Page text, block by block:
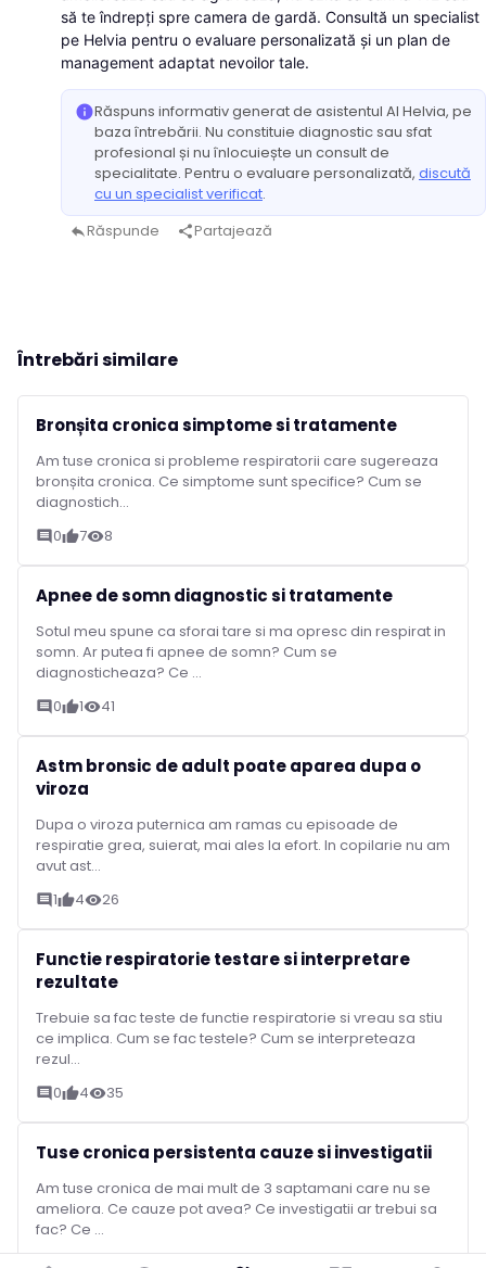
să te îndrepți spre camera de gardă. Consultă un specialist
pe Helvia pentru o evaluare personalizată și un plan de
management adaptat nevoilor tale.
infoRăspuns informativ generat de asistentul AI Helvia, pe
baza întrebării. Nu constituie diagnostic sau sfat
profesional și nu înlocuiește un consult de
specialitate. Pentru o evaluare personalizată, discută
cu un specialist verificat.
replyRăspunde sharePartajează
Întrebări similare
Bronșita cronica simptome si tratamente
Am tuse cronica si probleme respiratorii care sugereaza
bronșita cronica. Ce simptome sunt specifice? Cum se
diagnostich...
comment 0thumb_up7visibility8
Apnee de somn diagnostic si tratamente
Sotul meu spune ca sforai tare si ma opresc din respirat in
somn. Ar putea fi apnee de somn? Cum se
diagnosticheaza? Ce ...
comment 0thumb_up1visibility41
Astm bronsic de adult poate aparea dupa o
viroza
Dupa o viroza puternica am ramas cu episoade de
respiratie grea, suierat, mai ales la efort. In copilarie nu am
avut ast...
comment 1thumb_up4visibility26
Functie respiratorie testare si interpretare
rezultate
Trebuie sa fac teste de functie respiratorie si vreau sa stiu
ce implica. Cum se fac testele? Cum se interpreteaza
rezul...
comment 0thumb_up4visibility35
Tuse cronica persistenta cauze si investigatii
Am tuse cronica de mai mult de 3 saptamani care nu se
ameliora. Ce cauze pot avea? Ce investigatii ar trebui sa
fac? Ce ...
comment